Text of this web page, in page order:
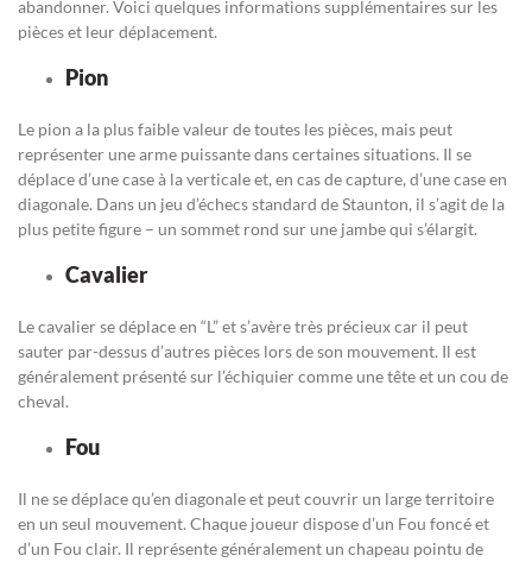
abandonner. Voici quelques informations supplémentaires sur les
pièces et leur déplacement.
Pion
Le pion a la plus faible valeur de toutes les pièces, mais peut
représenter une arme puissante dans certaines situations. Il se
déplace d’une case à la verticale et, en cas de capture, d’une case en
diagonale. Dans un jeu d’échecs standard de Staunton, il s’agit de la
plus petite figure – un sommet rond sur une jambe qui s’élargit.
Cavalier
Le cavalier se déplace en “L” et s’avère très précieux car il peut
sauter par-dessus d’autres pièces lors de son mouvement. Il est
généralement présenté sur l’échiquier comme une tête et un cou de
cheval.
Fou
Il ne se déplace qu’en diagonale et peut couvrir un large territoire
en un seul mouvement. Chaque joueur dispose d’un Fou foncé et
d’un Fou clair. Il représente généralement un chapeau pointu de